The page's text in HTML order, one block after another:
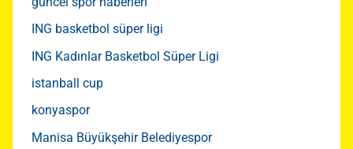
ING basketbol süper ligi
ING Kadınlar Basketbol Süper Ligi
istanball cup
konyaspor
Manisa Büyükşehir Belediyespor